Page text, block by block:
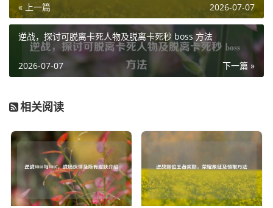
“龙折”的瞬间总是能成为玩家们津津乐道的话题，它见证了
玩家们在 CSGO 世界里不断挑战自我、突破极限的过程，也
成为了游戏中一道亮丽的风景线，激励着更多玩家去追寻属
于自己的“龙折”时刻，书写属于自己的游戏传奇。
« 上一篇 2026-07-07
逆战，探讨可脱离卡死人物及脱离卡死秒 boss 方法
下一篇 »
2026-07-07
相关阅读